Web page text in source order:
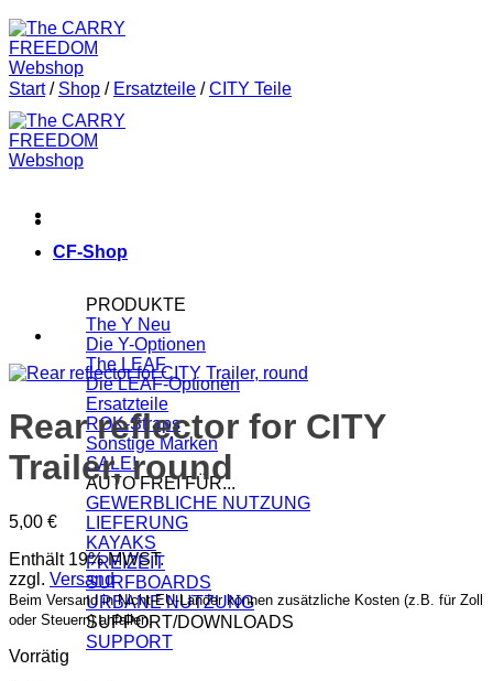
CF-Shop
PRODUKTE
The Y
Die Y-Optionen
The LEAF
Die LEAF-Optionen
Ersatzteile
ROK-Straps
Sonstige Marken
SALE!
AUTO FREI FÜR...
GEWERBLICHE NUTZUNG
LIEFERUNG
KAYAKS
FREIZEIT
SURFBOARDS
URBANE NUTZUNG
SUPPORT/DOWNLOADS
SUPPORT
Start / Shop / Ersatzteile / CITY Teile
Rear reflector for CITY
Trailer, round
5,00 €
Enthält 19% MWST.
zzgl. Versand
Beim Versand in Nicht-EU-Länder können zusätzliche Kosten (z.B. für Zoll
oder Steuern) anfallen.
Vorrätig